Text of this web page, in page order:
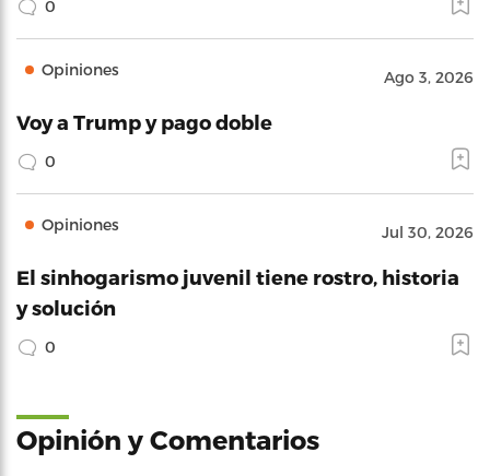
0
Opiniones Ago 3, 2026
Voy a Trump y pago doble
0
Opiniones Jul 30, 2026
El sinhogarismo juvenil tiene rostro, historia
y solución
0
Opinión y Comentarios